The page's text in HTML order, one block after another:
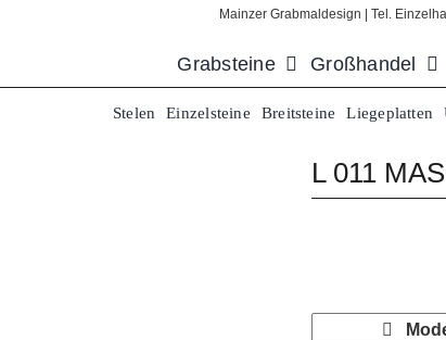
Mainzer Grabmaldesign | Tel.
Grabsteine Großhandel
Stelen Einzelsteine Breitsteine Liegeplatten
L 011